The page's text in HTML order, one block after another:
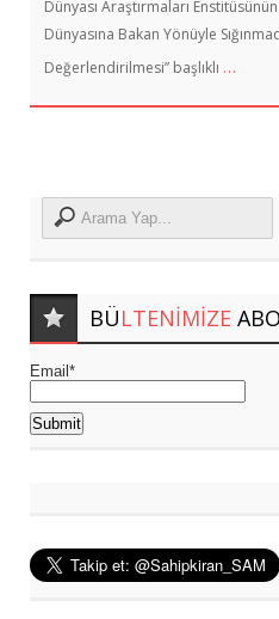
Dünyası Araştırmaları
Dünyasına Bakan Yönüyle
Değerlendirilmesi” başlıklı …
BÜLTENIMIZE
Email*